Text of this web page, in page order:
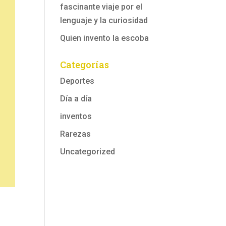
fascinante viaje por el
lenguaje y la curiosidad
Quien invento la escoba
Categorías
Deportes
Día a día
inventos
Rarezas
Uncategorized